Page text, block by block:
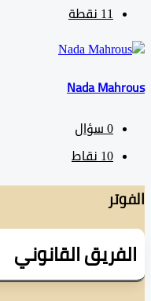
نقطة
Nada
سؤال
نقاط
القانوني